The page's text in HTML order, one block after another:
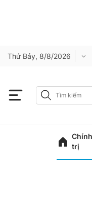
Thứ Bảy, 8/8/2026
Chính
trị